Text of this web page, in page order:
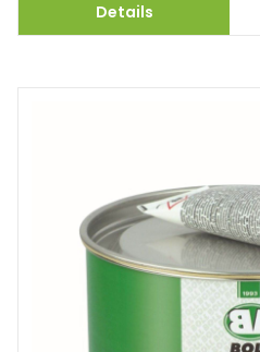
Details